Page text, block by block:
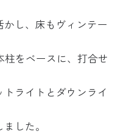
し、床もヴィンテー
柱をベースに、打合せ
ライトとダウンライ
した。